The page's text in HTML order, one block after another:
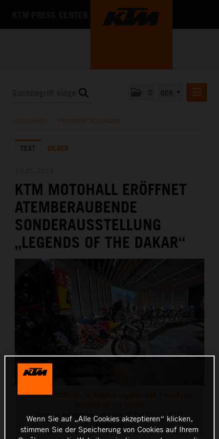
MEDIA
MELDUNGEN PRESSEMITTEILUNGEN
TEXT BILDER
KTM MOTOHALL ERÖFFNET
ATEMBERAUBENDE
SONDERAUSSTELLUNG
„LEGENDS OF THE DAKAR“
520153_2023-05-10 Motohall Legends-243_Press Event
Special exhibition Legends of the Dakar KTM
Motohall
Wenn Sie auf „Alle Cookies akzeptieren“ klicken,
stimmen Sie der Speicherung von Cookies auf Ihrem